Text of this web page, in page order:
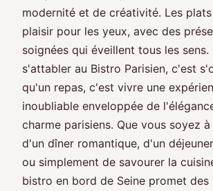
modernité et de créativité. Les
plaisir pour les yeux, avec des
soignées qui éveillent tous les
s'attabler au Bistro Parisien, c'est
qu'un repas, c'est vivre une
inoubliable enveloppée de
charme parisiens. Que vous soyez
d'un dîner romantique, d'un
ou simplement de savourer la
bistro en bord de Seine promet des